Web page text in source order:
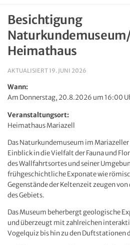
Besichtigung
Heimathaus
AKTUALISIERT 19. JUNI 2026
Wann:
Am Donnerstag, 20.8.2026 um 16:00
Veranstaltungsort:
Heimathaus Mariazell
Das Naturkundemuseum im
Einblick in die Vielfalt der Fauna und
des Wallfahrtsortes und seiner
frühgeschichtliche Exponate wie
Gegenstände der Keltenzeit zeugen
des Gebiets.
Das Museum beherbergt geologische
und überzeugt mit zahlreichen
Vogelquiz bis hin zu den Duftstationen